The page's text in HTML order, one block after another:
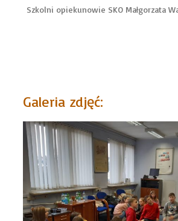
Szkolni opiekunowie SKO Małgorzata
Galeria zdjęć: